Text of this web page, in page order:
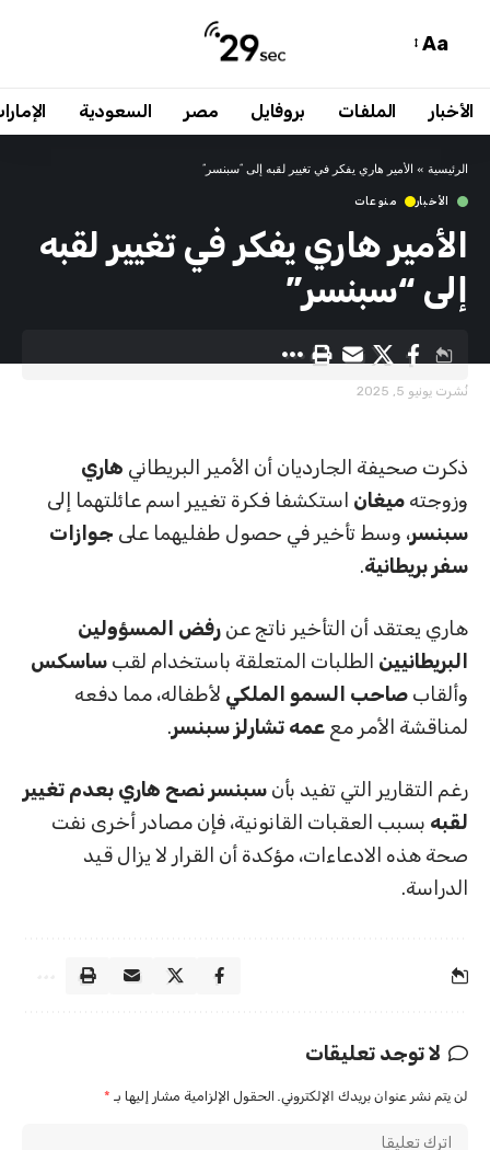
Aa
الأخبار الملفات بروفايل مصر السعودية
الرئيسية » الأمير هاري يفكر في تغيير لقبه إلى “سبنسر”
الأخبار منوعات
الأمير هاري يفكر في تغيير لقبه
إلى “سبنسر”
نُشرت يونيو 5, 2025
ذكرت صحيفة الجارديان أن الأمير البريطاني هاري
وزوجته ميغان استكشفا فكرة تغيير اسم عائلتهما إلى
سبنسر، وسط تأخير في حصول طفليهما على جوازات
سفر بريطانية.
هاري يعتقد أن التأخير ناتج عن رفض المسؤولين
البريطانيين الطلبات المتعلقة باستخدام لقب ساسكس
وألقاب صاحب السمو الملكي لأطفاله، مما دفعه
لمناقشة الأمر مع عمه تشارلز سبنسر.
رغم التقارير التي تفيد بأن سبنسر نصح هاري بعدم تغيير
لقبه بسبب العقبات القانونية، فإن مصادر أخرى نفت
صحة هذه الادعاءات، مؤكدة أن القرار لا يزال قيد
الدراسة.
لا توجد تعليقات
لن يتم نشر عنوان بريدك الإلكتروني. الحقول الإلزامية مشار إليها بـ *